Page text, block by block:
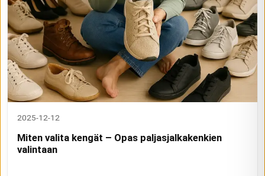
2025-12-12
Miten valita kengät – Opas paljasjalkakenkien
valintaan